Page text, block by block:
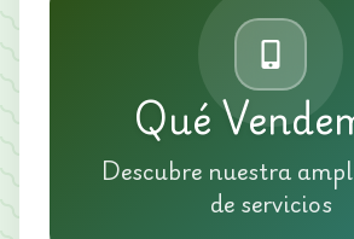
Qué
Descubre nuestra
de servicios